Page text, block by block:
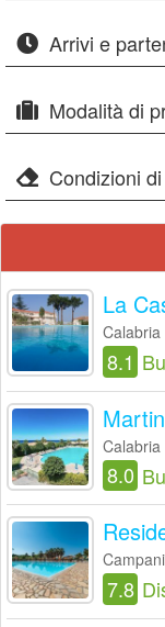
Arrivi e
Modalità di
Condizioni
La
Calabria
8.1
Calabria
8.0
7.8